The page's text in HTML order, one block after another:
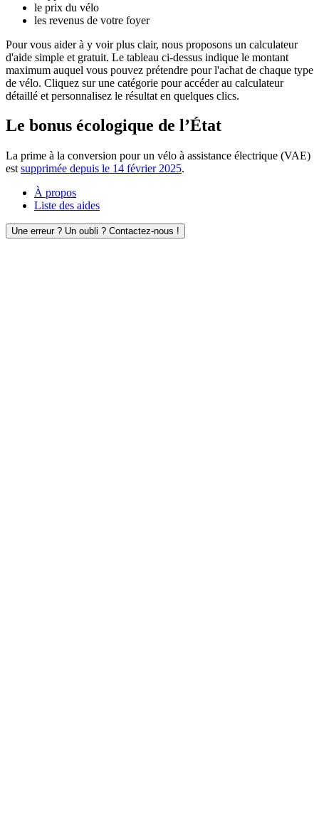
le prix du vélo
les revenus de votre foyer
Pour vous aider à y voir plus clair, nous proposons un calculateur
d'aide simple et gratuit. Le tableau ci-dessus indique le montant
maximum auquel vous pouvez prétendre pour l'achat de chaque type
de vélo. Cliquez sur une catégorie pour accéder au calculateur
détaillé et personnalisez le résultat en quelques clics.
Le bonus écologique de l’État
La prime à la conversion pour un vélo à assistance électrique (VAE)
est supprimée depuis le 14 février 2025.
À propos
Liste des aides
Une erreur ? Un oubli ? Contactez-nous !